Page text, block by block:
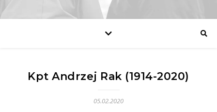
Kpt Andrzej Rak (1914-2020)
05.02.2020